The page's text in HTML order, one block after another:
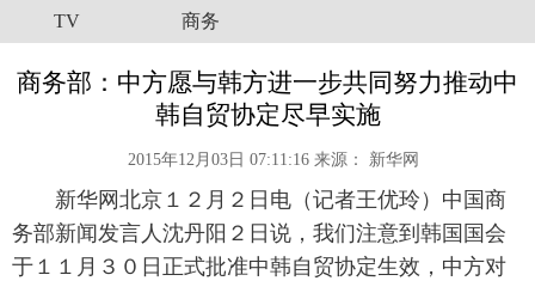
时尚 思客
港澳 台湾 华人 汽车
能源 房产
图片 视频 彩票 食品
旅游 健康 信息化 数据
TV
商务
商务部：中方愿与韩方进一步共同努力推动中
韩自贸协定尽早实施
2015年12月03日 07:11:16 来源： 新华网
新华网北京１２月２日电（记者王优玲）中国商
务部新闻发言人沈丹阳２日说，我们注意到韩国国会
于１１月３０日正式批准中韩自贸协定生效，中方对